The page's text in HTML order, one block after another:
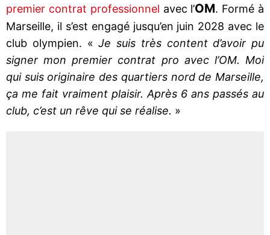
premier contrat professionnel avec l’OM. Formé à
Marseille, il s’est engagé jusqu’en juin 2028 avec le
club olympien. « Je suis très content d’avoir pu
signer mon premier contrat pro avec l’OM. Moi
qui suis originaire des quartiers nord de Marseille,
ça me fait vraiment plaisir. Après 6 ans passés au
club, c’est un rêve qui se réalise. »